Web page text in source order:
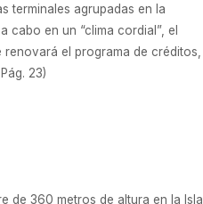
terminales agrupadas en la
en un “clima cordial”, el
el programa de créditos,
23)
de 360 metros de altura en la Isla